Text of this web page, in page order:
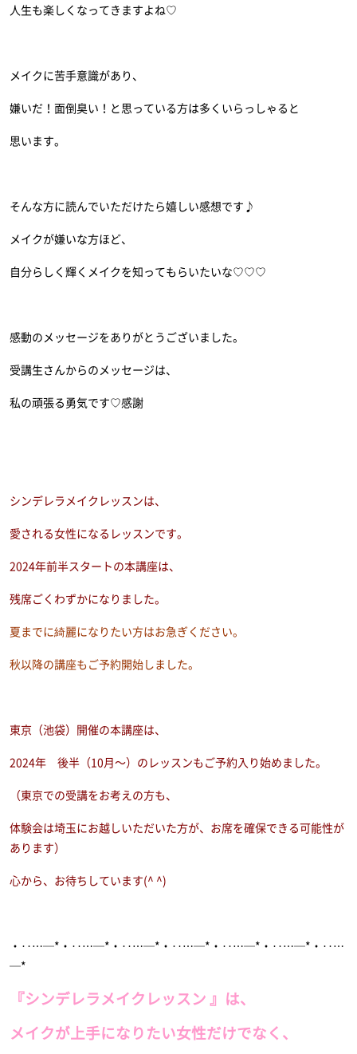
人生も楽しくなってきますよね♡
メイクに苦手意識があり、
嫌いだ！面倒臭い！と思っている方は多くいらっしゃると
思います。
そんな方に読んでいただけたら嬉しい感想です♪
メイクが嫌いな方ほど、
自分らしく輝くメイクを知ってもらいたいな♡♡♡
感動のメッセージをありがとうございました。
受講生さんからのメッセージは、
私の頑張る勇気です♡感謝
シンデレラメイクレッスンは、
愛される女性になるレッスンです。
2024年前半スタートの本講座は、
残席ごくわずかになりました。
夏までに綺麗になりたい方はお急ぎください。
秋以降の講座もご予約開始しました。
東京（池袋）開催の本講座は、
2024年 後半（10月〜）のレッスンもご予約入り始めました。
（東京での受講をお考えの方も、
体験会は埼玉にお越しいただいた方が、お席を確保できる可能性が
あります）
心から、お待ちしています(^ ^)
・‥…─*・‥…─*・‥…─*・‥…─*・‥…─*・‥…─*・‥…
─*
『シンデレラメイクレッスン 』は、
メイクが上手になりたい女性だけでなく、